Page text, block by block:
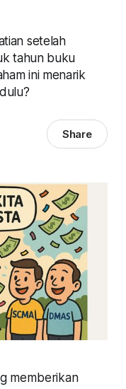
setelah
tahun buku
ini menarik
Share
memberikan